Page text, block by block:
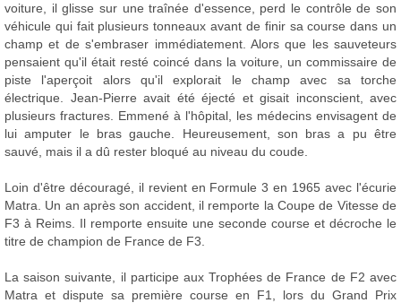
voiture, il glisse sur une traînée d'essence, perd le contrôle de son
véhicule qui fait plusieurs tonneaux avant de finir sa course dans un
champ et de s'embraser immédiatement. Alors que les sauveteurs
pensaient qu'il était resté coincé dans la voiture, un commissaire de
piste l'aperçoit alors qu'il explorait le champ avec sa torche
électrique. Jean-Pierre avait été éjecté et gisait inconscient, avec
plusieurs fractures. Emmené à l'hôpital, les médecins envisagent de
lui amputer le bras gauche. Heureusement, son bras a pu être
sauvé, mais il a dû rester bloqué au niveau du coude.
Loin d'être découragé, il revient en Formule 3 en 1965 avec l'écurie
Matra. Un an après son accident, il remporte la Coupe de Vitesse de
F3 à Reims. Il remporte ensuite une seconde course et décroche le
titre de champion de France de F3.
La saison suivante, il participe aux Trophées de France de F2 avec
Matra et dispute sa première course en F1, lors du Grand Prix